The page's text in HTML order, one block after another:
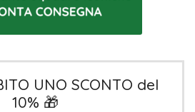
UNO SCONTO del
10% 🎁